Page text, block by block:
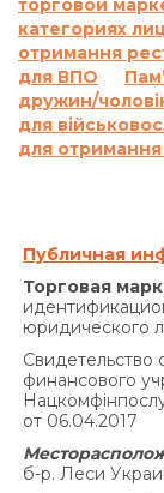
на
годовых
платежей,
основании
не может
категориях
отримання
для ВПО
дружин/
для
для отримання
Публичная
Торговая
юридического
Свидетельство
финансового
от 06.04.2017
б-р. Леси